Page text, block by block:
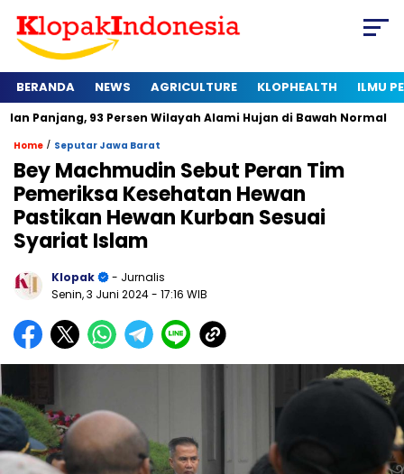
BERANDA NEWS AGRICULTURE KLOPHEALTH ILMU
93 Persen Wilayah Alami Hujan di Bawah Normal Kapan
Home / Seputar Jawa Barat
Bey Machmudin Sebut Peran Tim
Pemeriksa Kesehatan Hewan
Pastikan Hewan Kurban Sesuai
Syariat Islam
Klopak
- Jurnalis
Senin, 3 Juni 2024- 17:16 WIB